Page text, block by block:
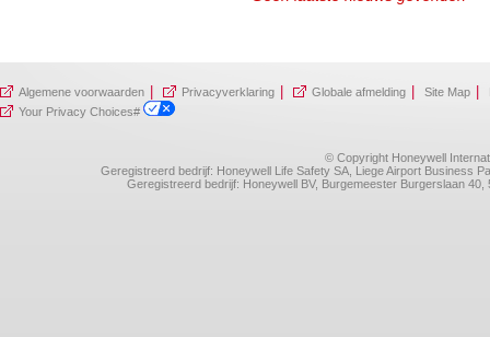
Algemene voorwaarden Privacyverklaring Globale afmelding Site Map
Your Privacy Choices#
© Copyright Honeywell
Geregistreerd bedrijf: Honeywell Life Safety SA, Liege Airport Business
Geregistreerd bedrijf: Honeywell BV, Burgemeester Burgerslaan